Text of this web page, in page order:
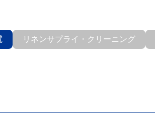
リネンサプライ・クリーニング